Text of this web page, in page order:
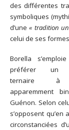
des différentes
symboliques
d’une« tradition
celui de ses
Borella
préférer un
ternaire à
apparemment
Guénon. Selon
s’opposent
circonstanciées